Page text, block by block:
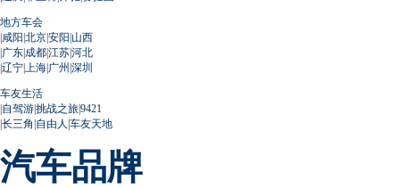
地方车会
|咸阳|北京|安阳|山西
|广东|成都|江苏|河北
|辽宁| 上海|广州 |深圳
车友生活
|自驾游|挑战之旅|9421
|长三角 |自由人 |车友天地
汽车品牌